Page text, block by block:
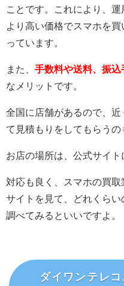
ことです。これにより、運
より高い価格でスマホを
っています。
また、 手数料や送料、振
なメリットです。
全国に店舗があるので、
て見積もりをしてもらうの
お店の場所は、公式サイト
対応も良く、スマホの買
サイトを見て、どれくら
調べてみるといいですよ。
ダイワンテレ